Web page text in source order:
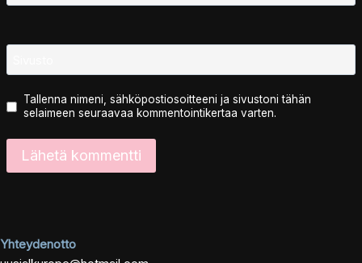
Tallenna nimeni, sähköpostiosoitteeni ja sivustoni tähän
selaimeen seuraavaa kommentointikertaa varten.
Yhteydenotto